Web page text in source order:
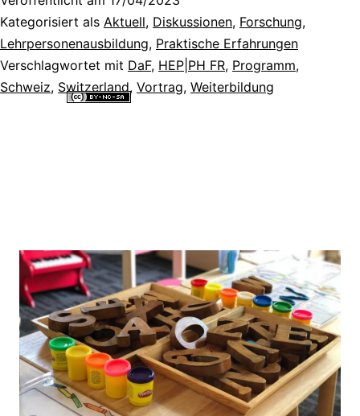
7.
in
i.Ü
Kategorisiert als Aktuell, Diskussionen, Forschung,
Lehrpersonenausbildung, Praktische Erfahrungen
Verschlagwortet mit DaF, HEP|PH FR, Programm,
Schweiz, Switzerland, Vortrag, Weiterbildung